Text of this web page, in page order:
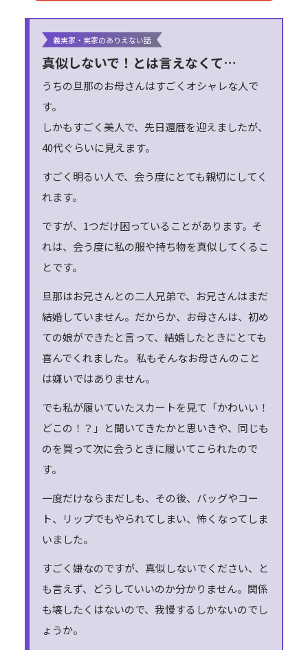
義実家・実家のありえない話
真似しないで！とは言えなくて…
うちの旦那のお母さんはすごくオシャレな人で
す。
しかもすごく美人で、先日還暦を迎えましたが、
40代ぐらいに見えます。
すごく明るい人で、会う度にとても親切にしてく
れます。
ですが、1つだけ困っていることがあります。そ
れは、会う度に私の服や持ち物を真似してくるこ
とです。
旦那はお兄さんとの二人兄弟で、お兄さんはまだ
結婚していません。だからか、お母さんは、初め
ての娘ができたと言って、結婚したときにとても
喜んでくれました。 私もそんなお母さんのこと
は嫌いではありません。
でも私が履いていたスカートを見て「かわいい！
どこの！？」と聞いてきたかと思いきや、同じも
のを買って次に会うときに履いてこられたので
す。
一度だけならまだしも、その後、バッグやコー
ト、リップでもやられてしまい、怖くなってしま
いました。
すごく嫌なのですが、真似しないでください、と
も言えず、どうしていいのか分かりません。関係
も壊したくはないので、我慢するしかないのでし
ょうか。